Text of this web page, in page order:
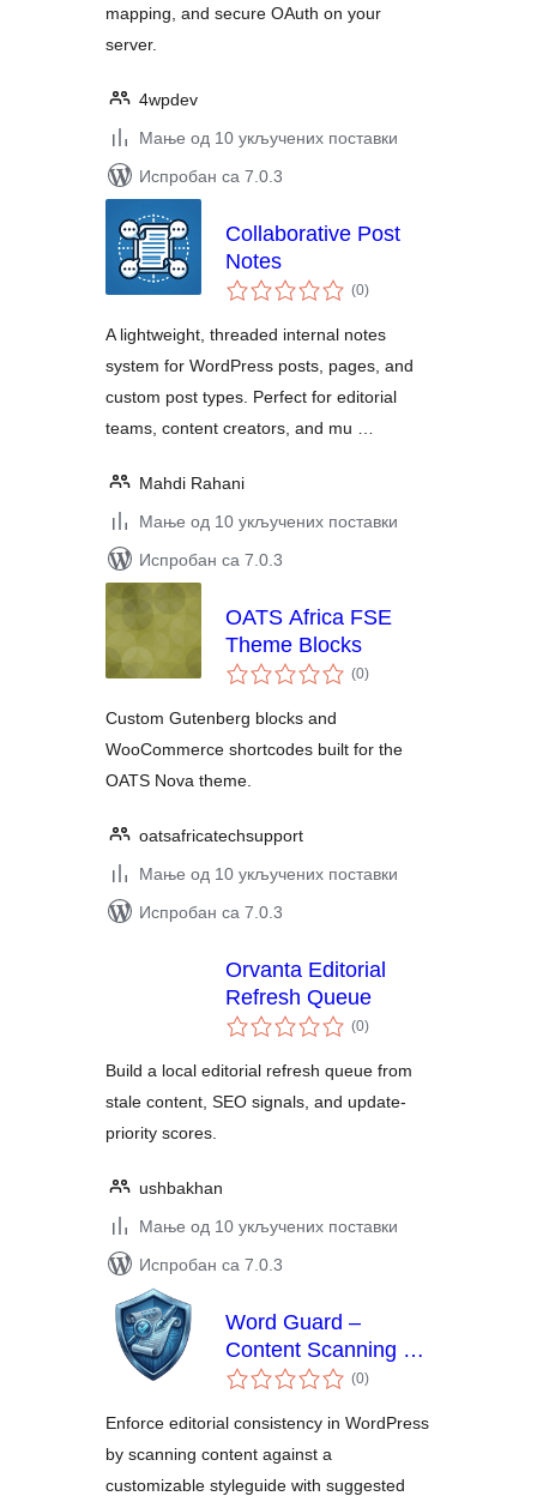
mapping, and secure OAuth on your
server.
4wpdev
Мање од 10 укључених поставки
Испробан са 7.0.3
Collaborative Post
Notes
(0укупних
оцена
)
A lightweight, threaded internal notes
system for WordPress posts, pages, and
custom post types. Perfect for editorial
teams, content creators, and mu …
Mahdi Rahani
Мање од 10 укључених поставки
Испробан са 7.0.3
OATS Africa FSE
Theme Blocks
(0укупних
оцена
)
Custom Gutenberg blocks and
WooCommerce shortcodes built for the
OATS Nova theme.
oatsafricatechsupport
Мање од 10 укључених поставки
Испробан са 7.0.3
Orvanta Editorial
Refresh Queue
(0укупних
оцена
)
Build a local editorial refresh queue from
stale content, SEO signals, and update-
priority scores.
ushbakhan
Мање од 10 укључених поставки
Испробан са 7.0.3
Word Guard –
Content Scanning &
Keyword Control
(0укупних
оцена
)
Enforce editorial consistency in WordPress
by scanning content against a
customizable styleguide with suggested